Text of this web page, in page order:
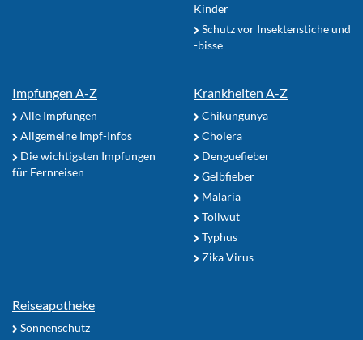
Kinder
Schutz vor Insektenstiche und
-bisse
Impfungen A-Z
Alle Impfungen
Allgemeine Impf-Infos
Die wichtigsten Impfungen
für Fernreisen
Krankheiten A-Z
Chikungunya
Cholera
Denguefieber
Gelbfieber
Malaria
Tollwut
Typhus
Zika Virus
Reiseapotheke
Sonnenschutz